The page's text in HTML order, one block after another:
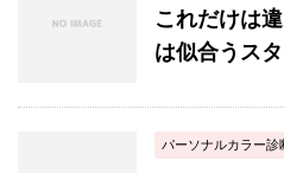
これだけは
は似合うス
パーソナルカラー診